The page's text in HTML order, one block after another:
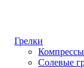
Грелки
Компрессы
Солевые